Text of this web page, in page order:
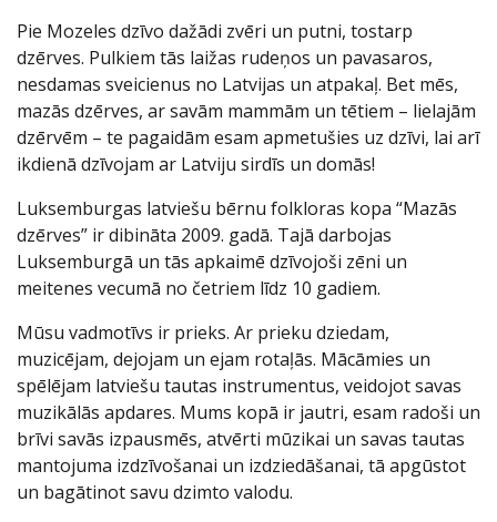
Pie Mozeles dzīvo dažādi zvēri un putni, tostarp
dzērves. Pulkiem tās laižas rudeņos un pavasaros,
nesdamas sveicienus no Latvijas un atpakaļ. Bet mēs,
mazās dzērves, ar savām mammām un tētiem – lielajām
dzērvēm – te pagaidām esam apmetušies uz dzīvi, lai arī
ikdienā dzīvojam ar Latviju sirdīs un domās!
Luksemburgas latviešu bērnu folkloras kopa “Mazās
dzērves” ir dibināta 2009. gadā. Tajā darbojas
Luksemburgā un tās apkaimē dzīvojoši zēni un
meitenes vecumā no četriem līdz 10 gadiem.
Mūsu vadmotīvs ir prieks. Ar prieku dziedam,
muzicējam, dejojam un ejam rotaļās. Mācāmies un
spēlējam latviešu tautas instrumentus, veidojot savas
muzikālās apdares. Mums kopā ir jautri, esam radoši un
brīvi savās izpausmēs, atvērti mūzikai un savas tautas
mantojuma izdzīvošanai un izdziedāšanai, tā apgūstot
un bagātinot savu dzimto valodu.